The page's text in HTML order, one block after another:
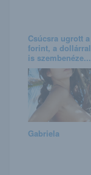
Csúcsra ugrott a
forint, a dollárral
is szembenéze...
Gabriela